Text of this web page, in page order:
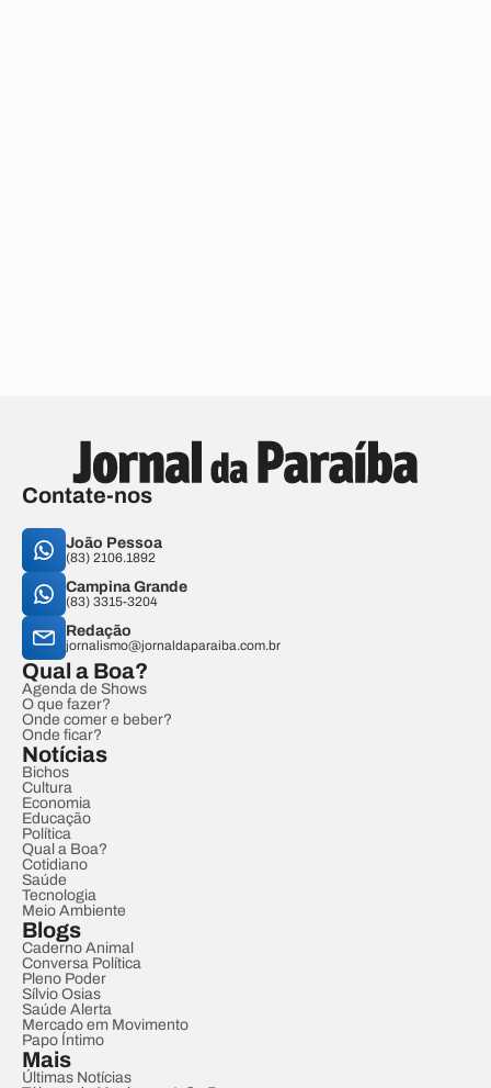
Contate-nos
João Pessoa
(83) 2106.1892
Campina Grande
(83) 3315-3204
Redação
jornalismo@jornaldaparaiba.com.br
Qual a Boa?
Agenda de Shows
O que fazer?
Onde comer e beber?
Onde ficar?
Notícias
Bichos
Cultura
Economia
Educação
Política
Qual a Boa?
Cotidiano
Saúde
Tecnologia
Meio Ambiente
Blogs
Caderno Animal
Conversa Política
Pleno Poder
Sílvio Osias
Saúde Alerta
Mercado em Movimento
Papo Íntimo
Mais
Últimas Notícias